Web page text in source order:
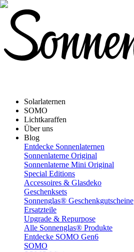
Solarlaternen
SOMO
Lichtkaraffen
Über uns
Blog
Entdecke Sonnenlaternen
Sonnenlaterne Original
Sonnenlaterne Mini Original
Special Editions
Accessoires & Glasdeko
Geschenksets
Sonnenglas® Geschenkgutscheine
Ersatzteile
Upgrade & Repurpose
Alle Sonnenglas® Produkte
Entdecke SOMO Gen6
SOMO